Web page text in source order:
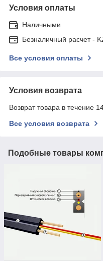
Условия оплаты
Наличными
Безналичный расчет -
Все условия оплаты
Условия возврата
Возврат товара в течение
Все условия возврата
Подобные товары